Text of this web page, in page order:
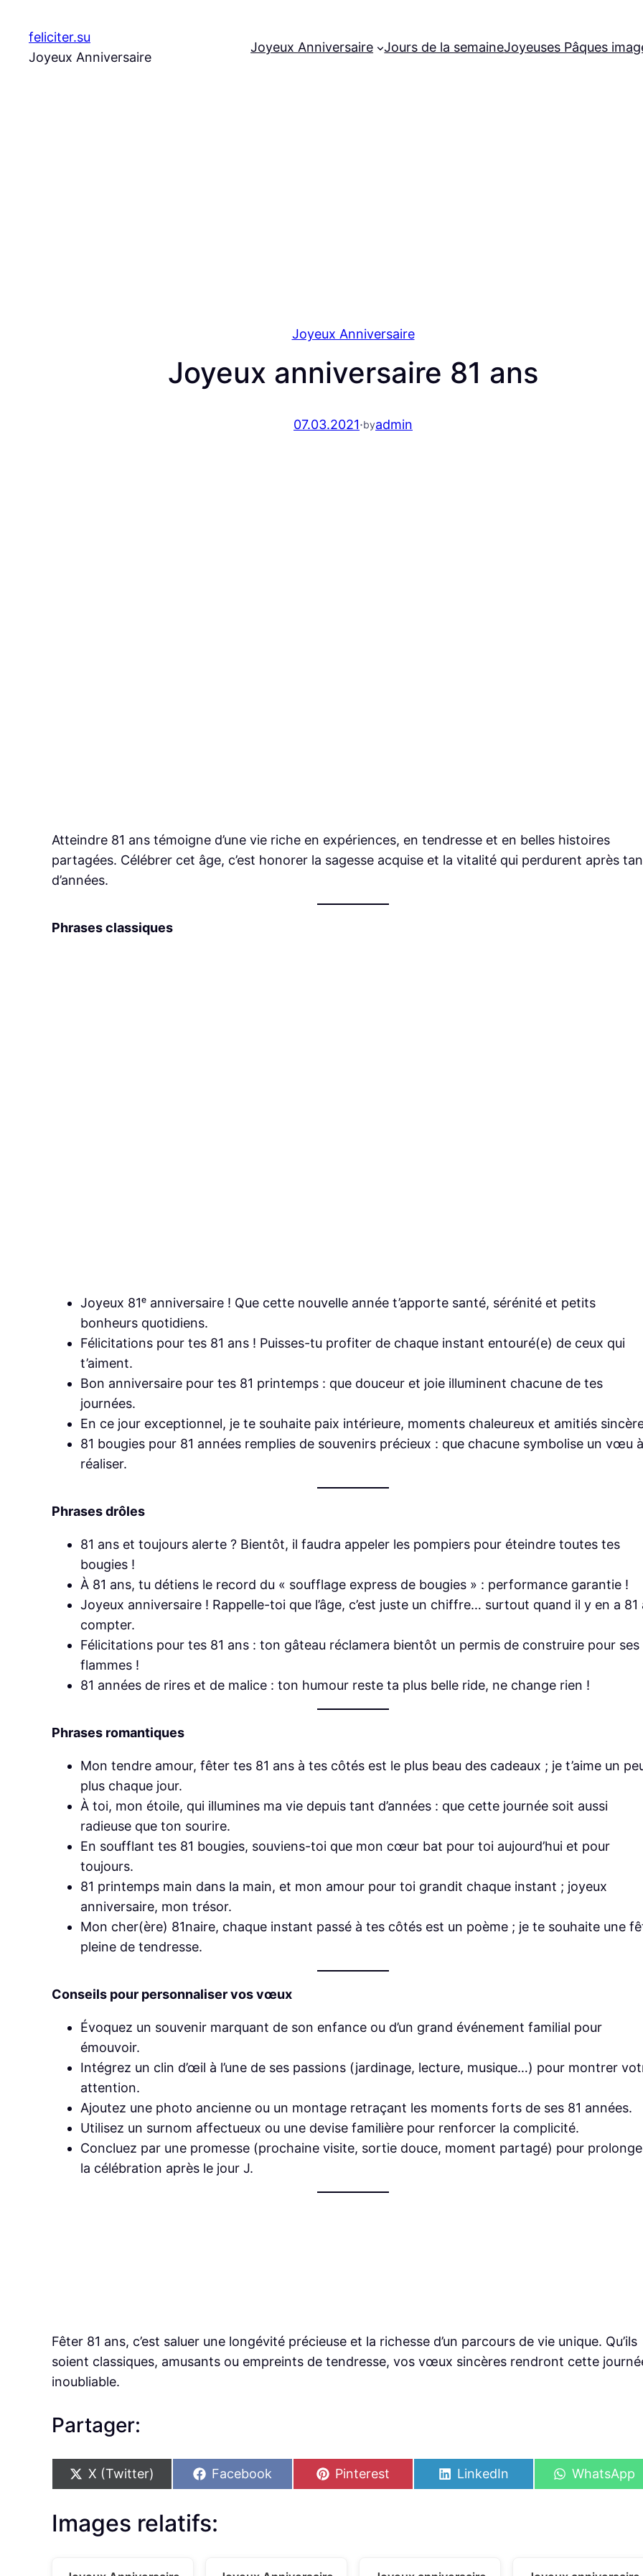
contenu
feliciter.su
Joyeux Anniversaire
Joyeux Anniversaire Jours de la semaineJoyeuses Pâques
Joyeux Anniversaire
Joyeux anniversaire 81 ans
07.03.2021·byadmin
Atteindre 81 ans témoigne d’une vie riche en expériences, en tendresse et en belles histoires
partagées. Célébrer cet âge, c’est honorer la sagesse acquise et la vitalité qui perdurent après
d’années.
Phrases classiques
Joyeux 81ᵉ anniversaire ! Que cette nouvelle année t’apporte santé, sérénité et petits
bonheurs quotidiens.
Félicitations pour tes 81 ans ! Puisses-tu profiter de chaque instant entouré(e) de ceux qui
t’aiment.
Bon anniversaire pour tes 81 printemps : que douceur et joie illuminent chacune de tes
journées.
En ce jour exceptionnel, je te souhaite paix intérieure, moments chaleureux et amitiés
81 bougies pour 81 années remplies de souvenirs précieux : que chacune symbolise un vœu à
réaliser.
Phrases drôles
81 ans et toujours alerte ? Bientôt, il faudra appeler les pompiers pour éteindre toutes tes
bougies !
À 81 ans, tu détiens le record du « soufflage express de bougies » : performance garantie !
Joyeux anniversaire ! Rappelle-toi que l’âge, c’est juste un chiffre… surtout quand il y en a 81
compter.
Félicitations pour tes 81 ans : ton gâteau réclamera bientôt un permis de construire pour ses
flammes !
81 années de rires et de malice : ton humour reste ta plus belle ride, ne change rien !
Phrases romantiques
Mon tendre amour, fêter tes 81 ans à tes côtés est le plus beau des cadeaux ; je t’aime un
plus chaque jour.
À toi, mon étoile, qui illumines ma vie depuis tant d’années : que cette journée soit aussi
radieuse que ton sourire.
En soufflant tes 81 bougies, souviens-toi que mon cœur bat pour toi aujourd’hui et pour
toujours.
81 printemps main dans la main, et mon amour pour toi grandit chaque instant ; joyeux
anniversaire, mon trésor.
Mon cher(ère) 81naire, chaque instant passé à tes côtés est un poème ; je te souhaite une
pleine de tendresse.
Conseils pour personnaliser vos vœux
Évoquez un souvenir marquant de son enfance ou d’un grand événement familial pour
émouvoir.
Intégrez un clin d’œil à l’une de ses passions (jardinage, lecture, musique…) pour montrer
attention.
Ajoutez une photo ancien­ne ou un montage retraçant les moments forts de ses 81 années.
Utilisez un surnom affectueux ou une devise familière pour renforcer la complicité.
Concluez par une promesse (prochaine visite, sortie douce, moment partagé) pour
la célébration après le jour J.
Fêter 81 ans, c’est saluer une longévité précieuse et la richesse d’un parcours de vie unique. Qu’ils
soient classiques, amusants ou empreints de tendresse, vos vœux sincères rendront cette
inoubliable.
Partager:
S
h
e
o
X (Twitter)
S
h
e
Facebook
S
h
Pinterest
S
h
LinkedIn
S
h
WhatsApp
Images relatifs: